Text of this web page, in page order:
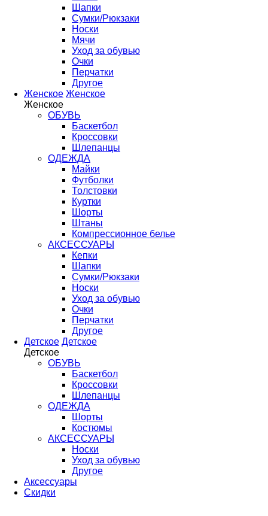
Шапки
Сумки/Рюкзаки
Носки
Мячи
Уход за обувью
Очки
Перчатки
Другое
Женское Женское
Женское
ОБУВЬ
Баскетбол
Кроссовки
Шлепанцы
ОДЕЖДА
Майки
Футболки
Толстовки
Куртки
Шорты
Штаны
Компрессионное белье
АКСЕССУАРЫ
Кепки
Шапки
Сумки/Рюкзаки
Носки
Уход за обувью
Очки
Перчатки
Другое
Детское Детское
Детское
ОБУВЬ
Баскетбол
Кроссовки
Шлепанцы
ОДЕЖДА
Шорты
Костюмы
АКСЕССУАРЫ
Носки
Уход за обувью
Другое
Аксессуары
Скидки